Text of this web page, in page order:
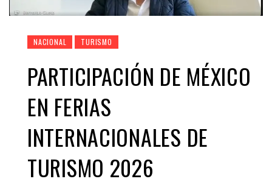
NACIONAL TURISMO
PARTICIPACIÓN DE MÉXICO
EN FERIAS
INTERNACIONALES DE
TURISMO 2026